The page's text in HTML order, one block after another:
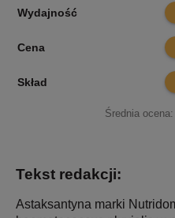
Wydajność 9.9
Cena 8.8
Skład 10
Średnia ocena:
Tekst redakcji:
Astaksantyna marki